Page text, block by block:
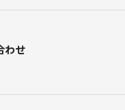
わせ